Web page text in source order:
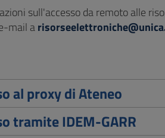
sull'accesso da remoto alle
mail a
al proxy di Ateneo
tramite IDEM-GARR